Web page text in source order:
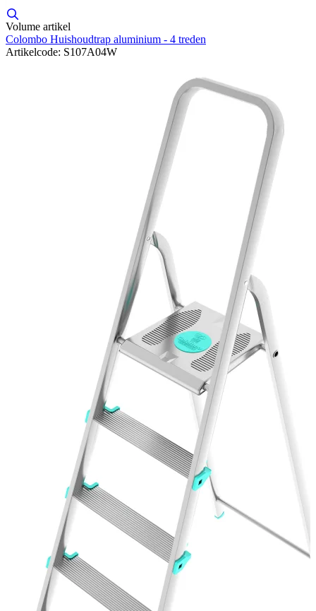
Volume artikel
Colombo Huishoudtrap aluminium - 4 treden
Artikelcode: S107A04W